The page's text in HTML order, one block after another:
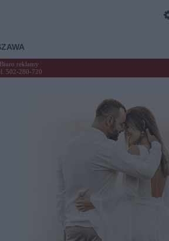
Biuro reklamy
502-280-720